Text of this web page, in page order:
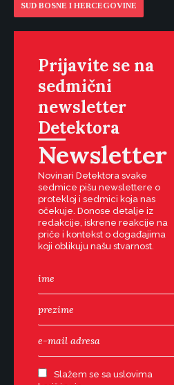
SUD BOSNE I HERCEGOVINE
Prijavite se na
sedmični
newsletter
Detektora
Newsletter
Novinari Detektora svake
sedmice pišu newslettere o
protekloj i sedmici koja nas
očekuje. Donose detalje iz
redakcije, iskrene reakcije na
priče i kontekst o događajima
koji oblikuju našu stvarnost.
Slažem se sa uslovima